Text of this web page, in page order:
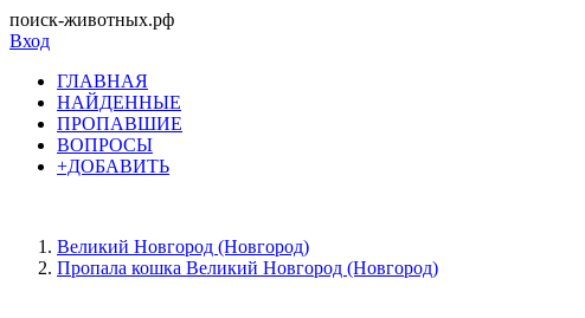
поиск-животных.рф
Вход
ГЛАВНАЯ
НАЙДЕННЫЕ
ПРОПАВШИЕ
ВОПРОСЫ
+ДОБАВИТЬ
Великий Новгород (Новгород)
Пропала кошка Великий Новгород (Новгород)